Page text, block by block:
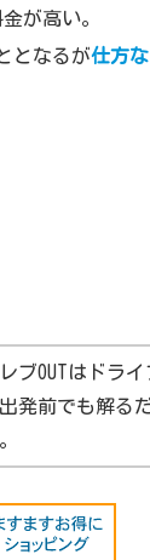
が高い。
となるが仕方
ブOUTはドラ
発前でも解る